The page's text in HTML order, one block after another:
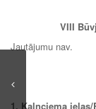
VIII
Jautājumu nav.
1. Kalnciema